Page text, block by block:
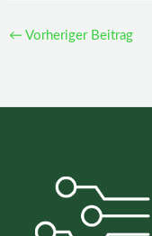
← Vorheriger Beitrag